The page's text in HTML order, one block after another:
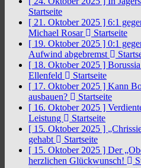
Startseite
[ 21. Oktober 2025 ] 6:1
Michael Rosar
Startseite
[ 19. Oktober 2025 ] 0:1
Aufwind abgebremst
[ 18. Oktober 2025 ]
Ellenfeld
Startseite
[ 17. Oktober 2025 ] Kann
ausbauen?
Startseite
[ 16. Oktober 2025 ]
Leistung
Startseite
[ 15. Oktober 2025 ]
gehabt
Startseite
[ 15. Oktober 2025 ] Der
herzlichen Glückwunsch!